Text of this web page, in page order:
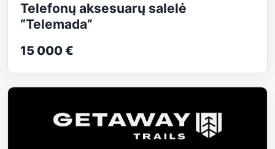
Telefonų aksesuarų salelė
“Telemada”
15 000 €